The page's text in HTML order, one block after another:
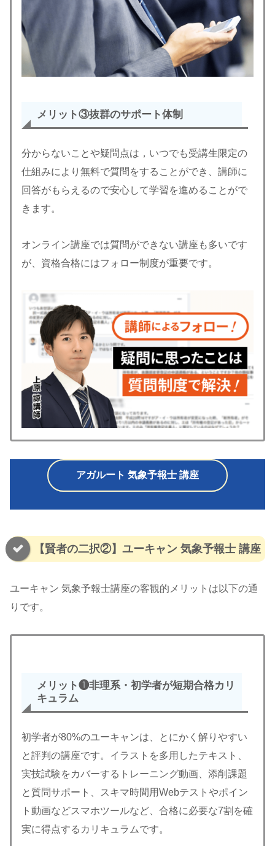
メリット③抜群のサポート体制
分からないことや疑問点は，いつでも受講生限定の
仕組みにより無料で質問をすることができ、講師に
回答がもらえるので安心して学習を進めることがで
きます。
オンライン講座では質問ができない講座も多いです
が、資格合格にはフォロー制度が重要です。
アガルート 気象予報士 講座
【賢者の二択②】ユーキャン 気象予報士 講座
ユーキャン 気象予報士講座の客観的メリットは以下の通
りです。
メリット❶非理系・初学者が短期合格カリ
キュラム
初学者が80%のユーキャンは、とにかく解りやすい
と評判の講座です。イラストを多用したテキスト、
実技試験をカバーするトレーニング動画、添削課題
と質問サポート、スキマ時間用Webテストやポイン
ト動画などスマホツールなど、合格に必要な7割を確
実に得点するカリキュラムです。